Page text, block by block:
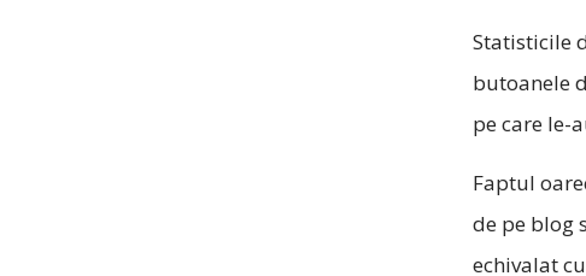
Statisticile
butoanele
pe care le-
Faptul
de pe blog
echivalat